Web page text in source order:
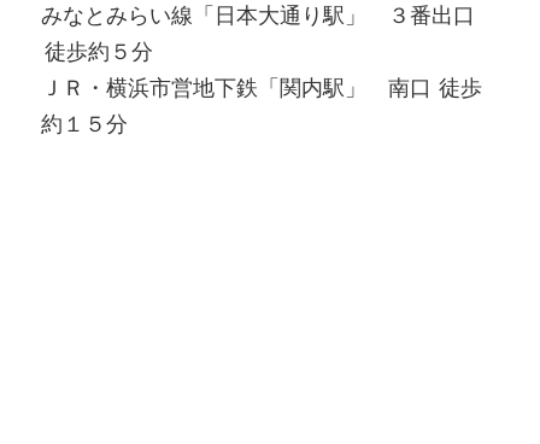
みなとみらい線「日本大通り駅」 ３番出口
徒歩約５分
ＪＲ・横浜市営地下鉄「関内駅」 南口 徒歩
約１５分